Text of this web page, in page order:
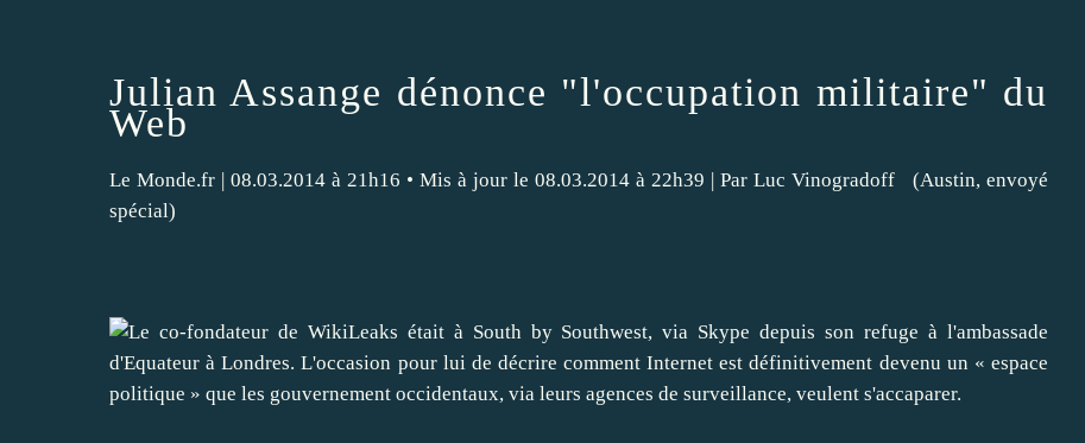
Julian Assange dénonce "l'occupation militaire" du
Web
Le Monde.fr | 08.03.2014 à 21h16 • Mis à jour le 08.03.2014 à 22h39 | Par Luc Vinogradoff
(Austin, envoyé
spécial)